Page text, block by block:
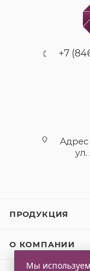
+7
Адрес
ПРОДУКЦИЯ
О КОМПАНИИ
Мы